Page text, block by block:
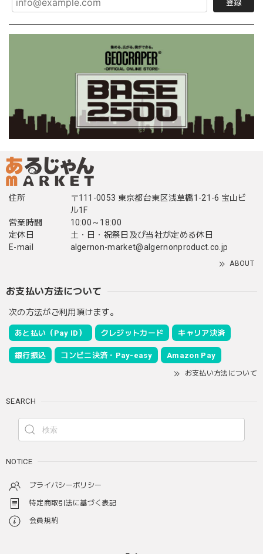
登録
住所
〒111-0053 東京都台東区浅草橋1-21-6 宝山ビ
ル1F
営業時間
10:00～18:00
定休日
土・日・祝祭日及び当社が定める休日
E-mail
algernon-market@algernonproduct.co.jp
ABOUT
お支払い方法について
次の方法がご利用頂けます。
あと払い（Pay ID） クレジットカード キャリア決済
銀行振込 コンビニ決済・Pay-easy Amazon Pay
お支払い方法について
SEARCH
NOTICE
プライバシーポリシー
特定商取引法に基づく表記
会員規約